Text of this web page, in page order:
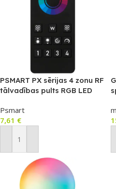
PSMART PX sērijas 4 zonu RF
tālvadības pults RGB LED
Psmart
7,61 €
Pievienot Grozam